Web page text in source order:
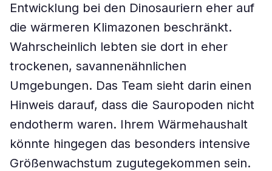
Entwicklung bei den Dinosauriern eher auf
die wärmeren Klimazonen beschränkt.
Wahrscheinlich lebten sie dort in eher
trockenen, savannenähnlichen
Umgebungen. Das Team sieht darin einen
Hinweis darauf, dass die Sauropoden nicht
endotherm waren. Ihrem Wärmehaushalt
könnte hingegen das besonders intensive
Größenwachstum zugutegekommen sein.